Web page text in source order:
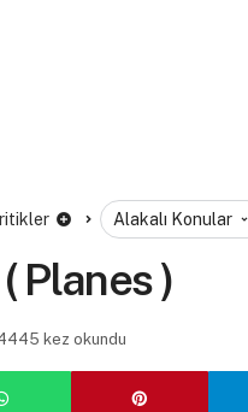
Alakalı Konular
Planes )
kez okundu